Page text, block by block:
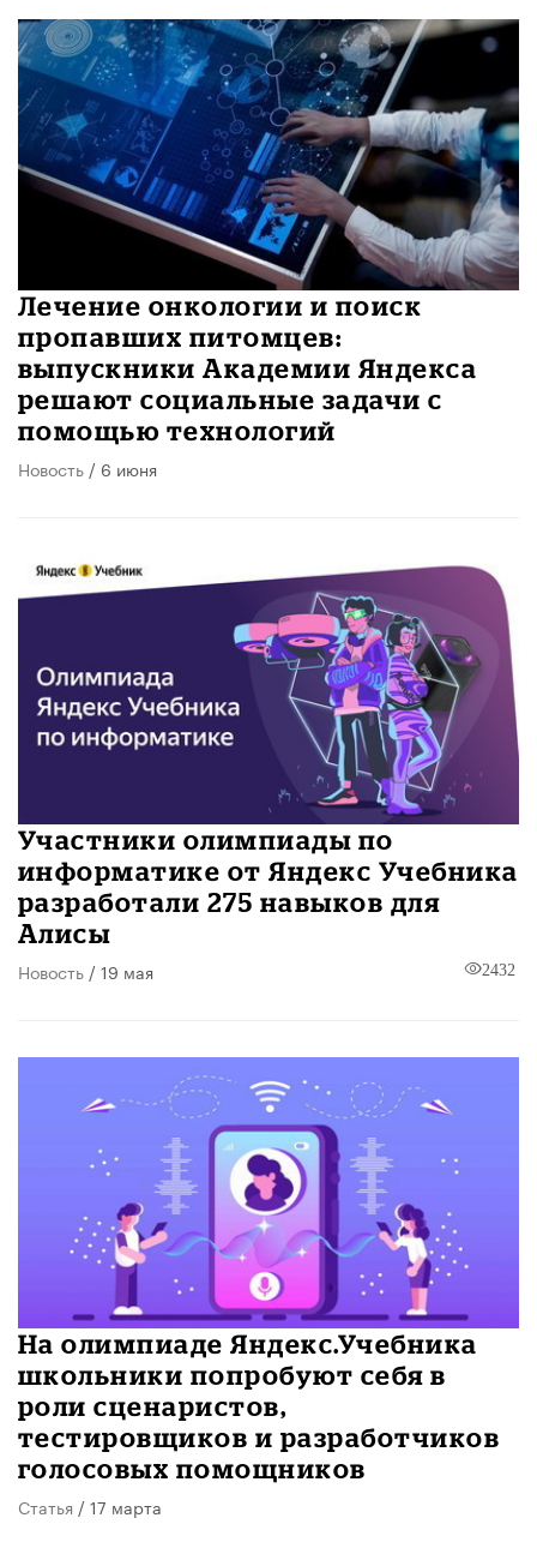
Лечение онкологии и поиск
пропавших питомцев:
выпускники Академии Яндекса
решают социальные задачи с
помощью технологий
Новость / 6 июня
Участники олимпиады по
информатике от Яндекс Учебника
разработали 275 навыков для
Алисы
Новость / 19 мая 2432
На олимпиаде Яндекс.Учебника
школьники попробуют себя в
роли сценаристов,
тестировщиков и разработчиков
голосовых помощников
Статья / 17 марта